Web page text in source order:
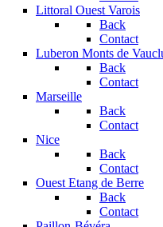
Littoral Ouest Varois
Back
Contact
Luberon Monts de
Back
Contact
Marseille
Back
Contact
Nice
Back
Contact
Ouest Etang de Berre
Back
Contact